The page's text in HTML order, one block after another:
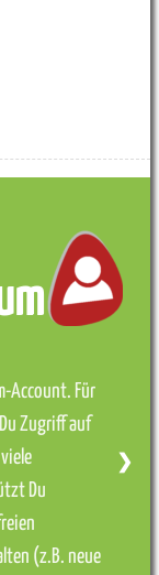
Account. Für
Zugriff auf
Du
(z.B. neue
❯